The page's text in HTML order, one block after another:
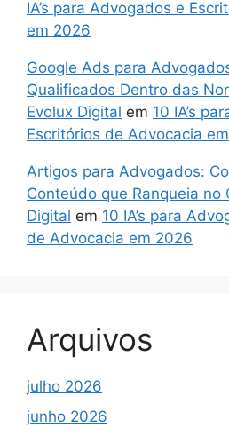
IA’s para Advogados e
em 2026
Google Ads para
Qualificados Dentro das
Evolux Digital em 10 IA’s
Escritórios de Advocacia
Artigos para Advogados:
Conteúdo que Ranqueia no
Digital em 10 IA’s para
de Advocacia em 2026
Arquivos
julho 2026
junho 2026